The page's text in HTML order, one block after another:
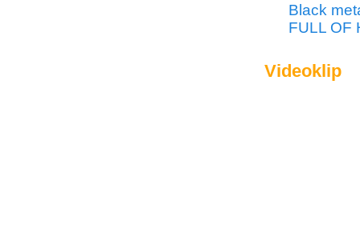
Black
FULL OF
Videoklip